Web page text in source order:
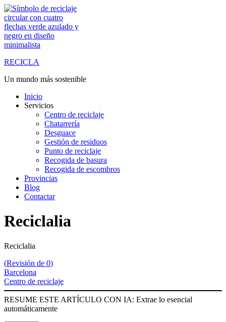
Saltar
al
contenido
RECICLA
Un mundo más sostenible
Inicio
Servicios
Centro de reciclaje
Chatarrería
Desguace
Gestión de residuos
Punto de reciclaje
Recogida de basura
Recogida de escombros
Provincias
Blog
Contactar
Reciclalia
Reciclalia
(Revisión de 0)
Barcelona
Centro de reciclaje
RESUME ESTE ARTÍCULO CON IA: Extrae lo esencial
automáticamente